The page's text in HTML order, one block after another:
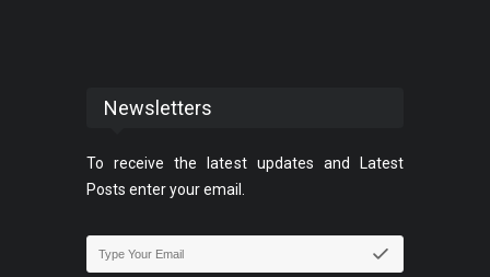
Newsletters
To receive the latest updates and Latest
Posts enter your email.